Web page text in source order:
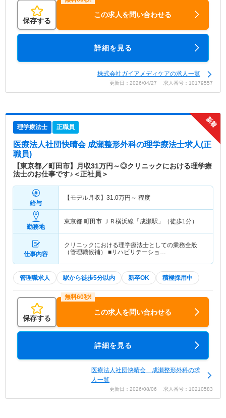
保存する
この求人を問い合わせる
詳細を見る
株式会社ガイアメディケアの求人一覧
更新日：2026/04/27 求人番号：10179557
理学療法士 正職員
医療法人社団快晴会 成瀬整形外科の理学療法士求人(正
職員)
【東京都／町田市】月収31万円～◎クリニックにおける理学療
法士のお仕事です♪＜正社員＞
給与
【モデル月収】 31.0万円～ 程度
勤務地
東京都 町田市 ＪＲ横浜線「成瀬駅」（徒歩1分）
仕事内容
クリニックにおける理学療法士としての業務全般
（管理職候補） ■リハビリテーショ…
管理職求人 駅から徒歩5分以内 新卒OK 積極採用中
保存する
この求人を問い合わせる
詳細を見る
医療法人社団快晴会 成瀬整形外科の求
人一覧
更新日：2026/08/06 求人番号：10210583